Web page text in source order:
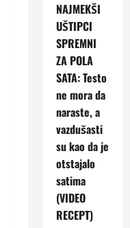
NAJMEKŠI
UŠTIPCI
SPREMNI
ZA POLA
SATA: Testo
ne mora da
naraste, a
vazdušasti
su kao da je
otstajalo
satima
(VIDEO
RECEPT)